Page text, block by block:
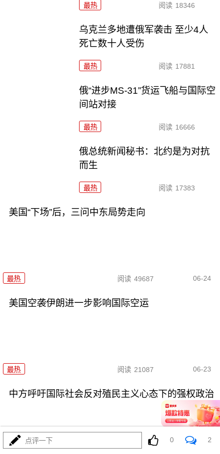
最热 阅读 18346
乌克兰多地遭俄军袭击 至少4人
死亡数十人受伤
最热 阅读 17881
俄“进步MS-31”货运飞船与国际空
间站对接
最热 阅读 16666
俄总统新闻秘书：北约是为对抗
而生
最热 阅读 17383
美国“下场”后，三问中东局势走向
最热 阅读 49687 06-24
美国空袭伊朗进一步影响国际空运
最热 阅读 21087 06-23
中方呼吁国际社会反对殖民主义心态下的强权政治
点评一下 0 2